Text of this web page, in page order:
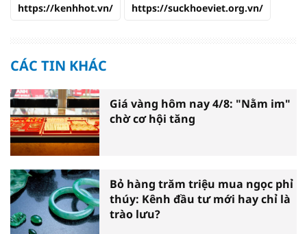
https://kenhhot.vn/ https://suckhoeviet.org.vn/
CÁC TIN KHÁC
Giá vàng hôm nay 4/8: "Nằm im"
chờ cơ hội tăng
Bỏ hàng trăm triệu mua ngọc phỉ
thúy: Kênh đầu tư mới hay chỉ là
trào lưu?